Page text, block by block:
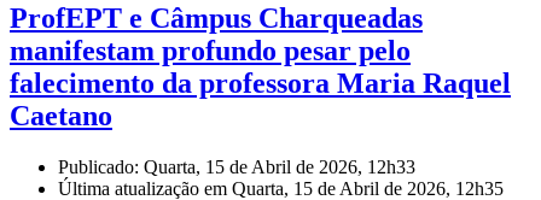
ProfEPT e Câmpus Charqueadas
manifestam profundo pesar pelo
falecimento da professora Maria Raquel
Caetano
Publicado: Quarta, 15 de Abril de 2026, 12h33
Última atualização em Quarta, 15 de Abril de 2026, 12h35